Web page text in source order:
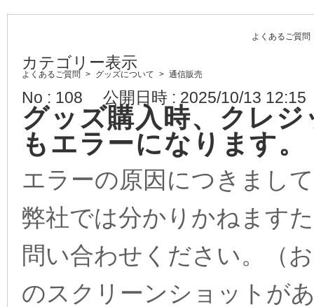
よくあるご質問
カテゴリー表示
よくあるご質問 > グッズについて > 通信販売
No : 108 公開日時 : 2025/10/13 12:15
グッズ購入時、クレ
もエラーになります。
エラーの原因につきまし
弊社では分かりかねます
問い合わせください。（
のスクリーンショットが